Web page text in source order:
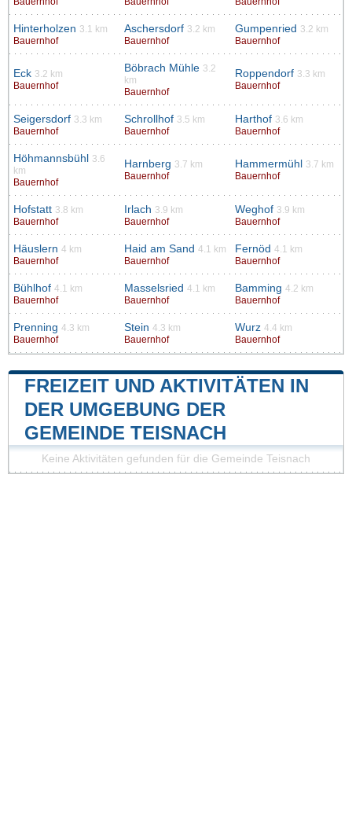
Hinterholzen 3.1 km
Bauernhof
Aschersdorf 3.2 km
Bauernhof
Gumpenried 3.2 km
Bauernhof
Eck 3.2 km
Bauernhof
Böbrach Mühle 3.2
km
Bauernhof
Roppendorf 3.3 km
Bauernhof
Seigersdorf 3.3 km
Bauernhof
Schrollhof 3.5 km
Bauernhof
Harthof 3.6 km
Bauernhof
Höhmannsbühl
3.6
km
Bauernhof
Harnberg 3.7 km
Bauernhof
Hammermühl
3.7 km
Bauernhof
Hofstatt 3.8 km
Bauernhof
Irlach 3.9 km
Bauernhof
Weghof 3.9 km
Bauernhof
Häuslern 4 km
Bauernhof
Haid am Sand 4.1 km
Bauernhof
Fernöd 4.1 km
Bauernhof
Bühlhof 4.1 km
Bauernhof
Masselsried 4.1 km
Bauernhof
Bamming 4.2 km
Bauernhof
Prenning 4.3 km
Bauernhof
Stein 4.3 km
Bauernhof
Wurz 4.4 km
Bauernhof
FREIZEIT UND AKTIVITÄTEN IN
DER UMGEBUNG DER
GEMEINDE TEISNACH
Keine Aktivitäten gefunden für die Gemeinde Teisnach